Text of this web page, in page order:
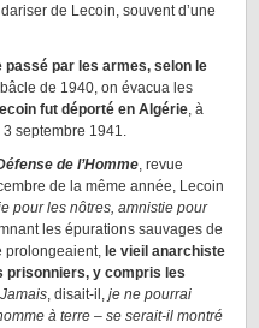
de Lecoin, souvent d’une
par les armes, selon le
de 1940, on évacua les
fut déporté en Algérie, à
3 septembre 1941.
de l’Homme, revue
de la même année, Lecoin
pour les nôtres, amnistie pour
les épurations sauvages de
prolongeaient, le vieil anarchiste
prisonniers, y compris les
, disait-il, je ne pourrai
à terre – se serait-il montré